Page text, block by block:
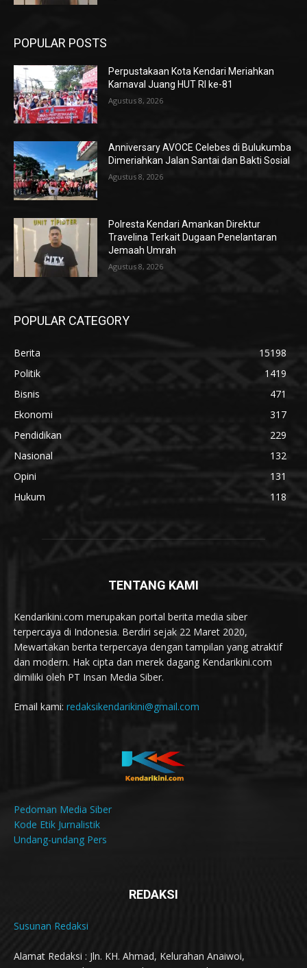
POPULAR POSTS
Perpustakaan Kota Kendari Meriahkan
Karnaval Juang HUT RI ke-81
Agustus 8, 2026
Anniversary AVOCE Celebes di Bulukumba
Dimeriahkan Jalan Santai dan Bakti Sosial
Agustus 8, 2026
Polresta Kendari Amankan Direktur
Travelina Terkait Dugaan Penelantaran
Jemaah Umrah
Agustus 8, 2026
POPULAR CATEGORY
Berita
15198
Politik
1419
Bisnis
471
Ekonomi
317
Pendidikan
229
Nasional
132
Opini
131
Hukum
118
TENTANG KAMI
Kendarikini.com merupakan portal berita media siber
terpercaya di Indonesia. Berdiri sejak 22 Maret 2020,
Mewartakan berita terpercaya dengan tampilan yang atraktif
dan modern. Hak cipta dan merek dagang Kendarikini.com
dimiliki oleh PT Insan Media Siber.
Email kami: redaksikendarikini@gmail.com
Pedoman Media Siber
Kode Etik Jurnalistik
Undang-undang Pers
REDAKSI
Susunan Redaksi
Alamat Redaksi : Jln. KH. Ahmad, Kelurahan Anaiwoi,